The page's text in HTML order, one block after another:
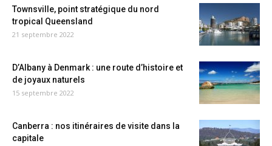
Townsville, point stratégique du nord
tropical Queensland
21 septembre 2022
D’Albany à Denmark : une route d’histoire et
de joyaux naturels
15 septembre 2022
Canberra : nos itinéraires de visite dans la
capitale